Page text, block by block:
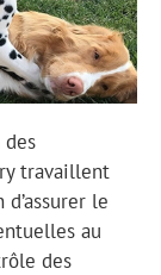
travaillent
le
au
des